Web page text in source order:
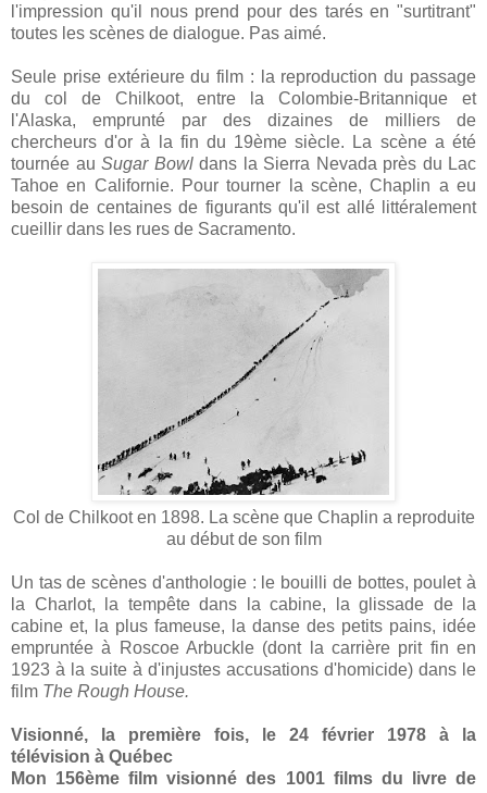
l'impression qu'il nous prend pour des tarés en "surtitrant"
toutes les scènes de dialogue. Pas aimé.
Seule prise extérieure du film : la reproduction du passage
du col de Chilkoot, entre la Colombie-Britannique et
l'Alaska, emprunté par des dizaines de milliers de
chercheurs d'or à la fin du 19ème siècle. La scène a été
tournée au Sugar Bowldans la Sierra Nevada près du Lac
Tahoe en Californie. Pour tourner la scène, Chaplin a eu
besoin de centaines de figurants qu'il est allé littéralement
cueillir dans les rues de Sacramento.
Col de Chilkoot en 1898. La scène que Chaplin a reproduite
au début de son film
Un tas de scènes d'anthologie : le bouilli de bottes, poulet à
la Charlot, la tempête dans la cabine, la glissade de la
cabine et, la plus fameuse, la danse des petits pains, idée
empruntée à Roscoe Arbuckle (dont la carrière prit fin en
1923 à la suite à d'injustes accusations d'homicide) dans le
film The Rough House.
Visionné, la première fois, le 24 février 1978 à la
télévision à Québec
Mon 156ème film visionné des 1001 films du livre de